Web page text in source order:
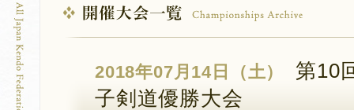
2018年07月14日（土）
第10
子剣道優勝大会